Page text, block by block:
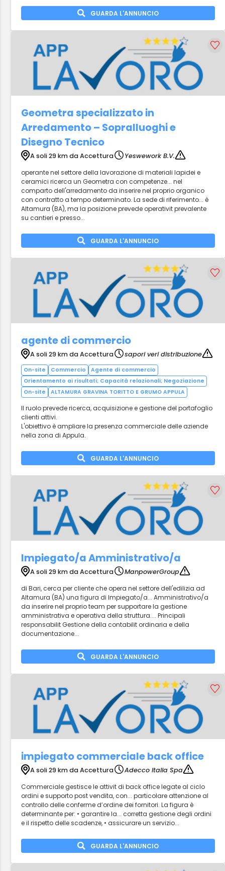
GUARDA L'ANNUNCIO
Geometra specializzato in
Arredamento – Sopralluoghi e
Disegno Tecnico
A soli 29 km da Accettura
Yeswework B.V.
operante nel settore della lavorazione di materiali lapidei e
ceramici ricerca un Geometra con competenze... nel
comparto dell'arredamento da inserire nel proprio organico
con contratto a tempo determinato. La sede di riferimento... è
Altamura (BA), ma la posizione prevede operativit prevalente
su cantieri e presso...
GUARDA L'ANNUNCIO
agente di commercio
A soli 29 km da Accettura sapori veri distribuzione
On-site Commercio
Agente di commercio
Orientamento ai risultati; Capacità relazionali; Negoziazione
On-site
ALTAMURA GRAVINA TORITTO E GRUMO APPULA
Il ruolo prevede ricerca, acquisizione e gestione del portafoglio
clienti attivi.
L'obiettivo è ampliare la presenza commerciale delle aziende
nella zona di Appula.
GUARDA L'ANNUNCIO
Impiegato/a Amministrativo/a
A soli 29 km da Accettura
ManpowerGroup
di Bari, cerca per cliente che opera nel settore dell'edilizia ad
Altamura (BA) una figura di Impiegato/a... Amministrativo/a
da inserire nel proprio team per supportare la gestione
amministrativa e operativa della struttura.... Principali
responsabilit Gestione della contabilit ordinaria e della
documentazione...
GUARDA L'ANNUNCIO
impiegato commerciale back office
A soli 29 km da Accettura
Adecco Italia Spa
Commerciale gestisce le attivit di back office legate al ciclo
ordini e supporto post vendita, con... particolare attenzione al
controllo delle conferme d’ordine dei fornitori. La figura è
determinante per: • garantire la... corretta gestione degli ordini
e il rispetto delle scadenze, • assicurare un servizio...
GUARDA L'ANNUNCIO